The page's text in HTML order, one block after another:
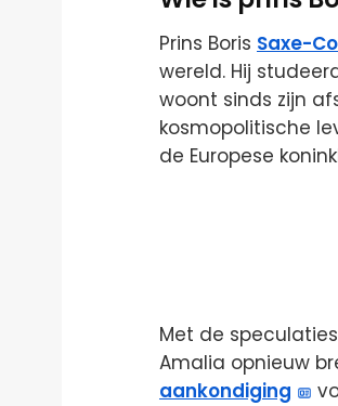
Prins Boris Saxe-
wereld. Hij
woont sinds zijn
kosmopolitische
de Europese
Met de
Amalia opnieuw
aankondiging